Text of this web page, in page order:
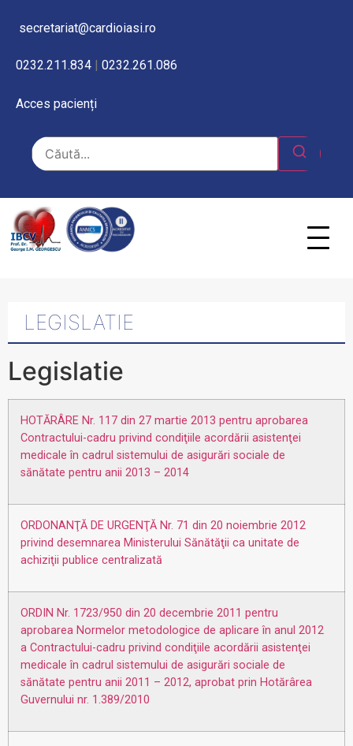
secretariat@cardioiasi.ro
0232.211.834 0232.261.086
Acces pacienți
LEGISLATIE
Legislatie
HOTĂRÂRE Nr. 117 din 27 martie 2013 pentru aprobarea
Contractului-cadru privind condiţiile acordării asistenţei
medicale în cadrul sistemului de asigurări sociale de
sănătate pentru anii 2013 – 2014
ORDONANŢĂ DE URGENŢĂ Nr. 71 din 20 noiembrie 2012
privind desemnarea Ministerului Sănătăţii ca unitate de
achiziţii publice centralizată
ORDIN Nr. 1723/950 din 20 decembrie 2011 pentru
aprobarea Normelor metodologice de aplicare în anul 2012
a Contractului-cadru privind condiţiile acordării asistenţei
medicale în cadrul sistemului de asigurări sociale de
sănătate pentru anii 2011 – 2012, aprobat prin Hotărârea
Guvernului nr. 1.389/2010